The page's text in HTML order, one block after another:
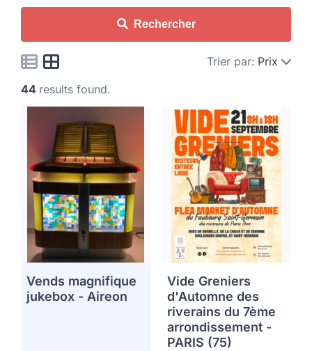
Rechercher
Trier par: Prix
44 results found.
Vends magnifique
jukebox - Aireon
Vide Greniers
d'Automne des
riverains du 7ème
arrondissement -
PARIS (75)